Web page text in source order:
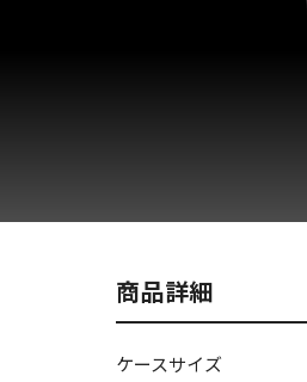
商品詳細
ケースサイズ